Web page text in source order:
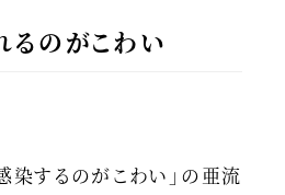
るのがこわい
染するのがこわい」の亜流